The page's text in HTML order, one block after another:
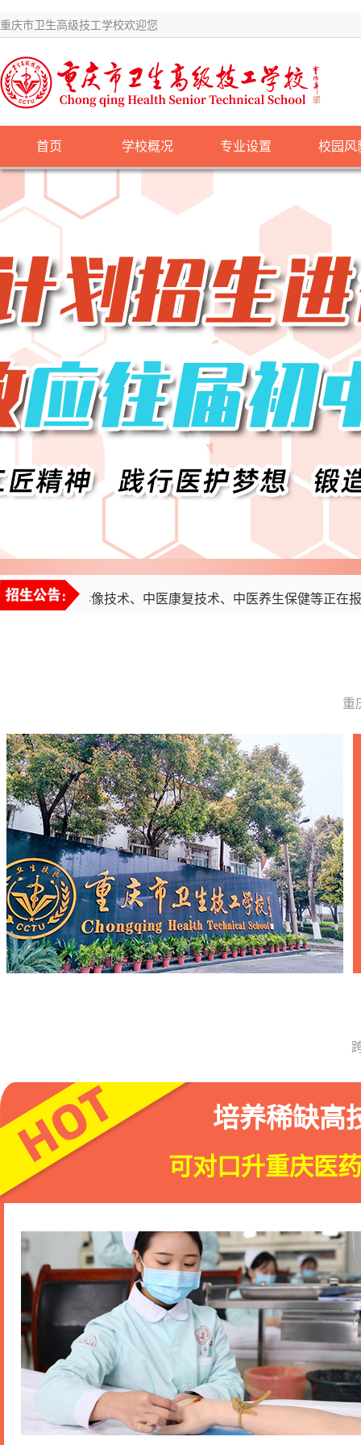
重庆市卫生高级技工学校欢迎您
首页 学校概况 专业设置 校园风
学影像技术、中医康复技术、中医养生保健等正在报名.
重
培养稀缺高
可对口升重庆医